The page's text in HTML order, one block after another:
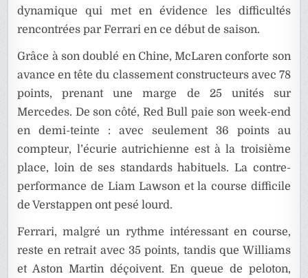
dynamique qui met en évidence les difficultés
rencontrées par Ferrari en ce début de saison.
Grâce à son doublé en Chine, McLaren conforte son
avance en tête du classement constructeurs avec 78
points, prenant une marge de 25 unités sur
Mercedes. De son côté, Red Bull paie son week-end
en demi-teinte : avec seulement 36 points au
compteur, l’écurie autrichienne est à la troisième
place, loin de ses standards habituels. La contre-
performance de Liam Lawson et la course difficile
de Verstappen ont pesé lourd.
Ferrari, malgré un rythme intéressant en course,
reste en retrait avec 35 points, tandis que Williams
et Aston Martin déçoivent. En queue de peloton,